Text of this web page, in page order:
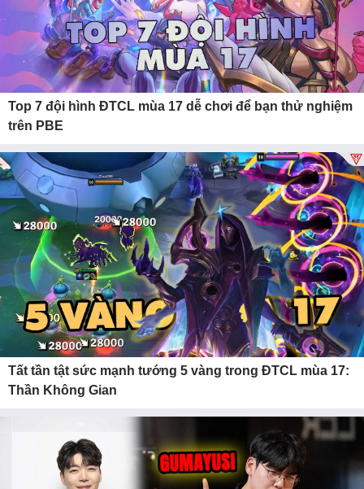
Top 7 đội hình ĐTCL mùa 17 dễ chơi để bạn thử nghiệm
trên PBE
Tất tần tật sức mạnh tướng 5 vàng trong ĐTCL mùa 17:
Thần Không Gian